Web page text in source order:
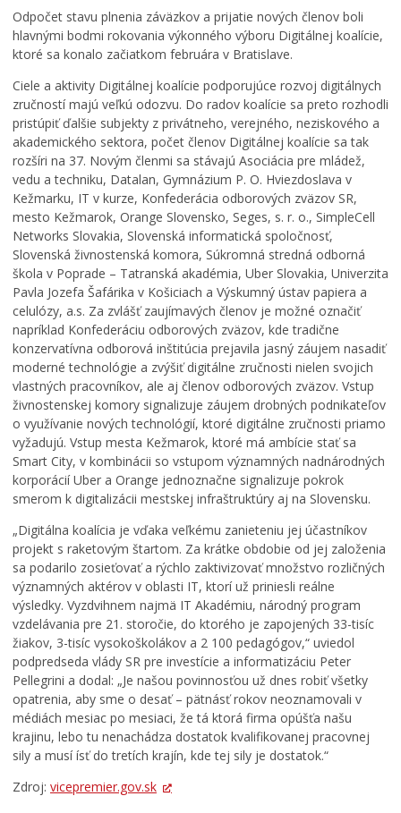
Kultúra
Školstvo
Bezpečnosť
Životné prostredie
Zdravie
Cirkev
Šport
Odpočet stavu plnenia záväzkov a prijatie nových členov boli
hlavnými bodmi rokovania výkonného výboru Digitálnej koalície,
ktoré sa konalo začiatkom februára v Bratislave.
Ciele a aktivity Digitálnej koalície podporujúce rozvoj digitálnych
zručností majú veľkú odozvu. Do radov koalície sa preto rozhodli
pristúpiť ďalšie subjekty z privátneho, verejného, neziskového a
akademického sektora, počet členov Digitálnej koalície sa tak
rozšíri na 37. Novým členmi sa stávajú Asociácia pre mládež,
vedu a techniku, Datalan, Gymnázium P. O. Hviezdoslava v
Kežmarku, IT v kurze, Konfederácia odborových zväzov SR,
mesto Kežmarok, Orange Slovensko, Seges, s. r. o., SimpleCell
Networks Slovakia, Slovenská informatická spoločnosť,
Slovenská živnostenská komora, Súkromná stredná odborná
škola v Poprade – Tatranská akadémia, Uber Slovakia, Univerzita
Pavla Jozefa Šafárika v Košiciach a Výskumný ústav papiera a
celulózy, a.s. Za zvlášť zaujímavých členov je možné označiť
napríklad Konfederáciu odborových zväzov, kde tradične
konzervatívna odborová inštitúcia prejavila jasný záujem nasadiť
moderné technológie a zvýšiť digitálne zručnosti nielen svojich
vlastných pracovníkov, ale aj členov odborových zväzov. Vstup
živnostenskej komory signalizuje záujem drobných podnikateľov
o využívanie nových technológií, ktoré digitálne zručnosti priamo
vyžadujú. Vstup mesta Kežmarok, ktoré má ambície stať sa
Smart City, v kombinácii so vstupom významných nadnárodných
korporácií Uber a Orange jednoznačne signalizuje pokrok
smerom k digitalizácii mestskej infraštruktúry aj na Slovensku.
„Digitálna koalícia je vďaka veľkému zanieteniu jej účastníkov
projekt s raketovým štartom. Za krátke obdobie od jej založenia
sa podarilo zosieťovať a rýchlo zaktivizovať množstvo rozličných
významných aktérov v oblasti IT, ktorí už priniesli reálne
výsledky. Vyzdvihnem najmä IT Akadémiu, národný program
vzdelávania pre 21. storočie, do ktorého je zapojených 33-tisíc
žiakov, 3-tisíc vysokoškolákov a 2 100 pedagógov,“ uviedol
podpredseda vlády SR pre investície a informatizáciu Peter
Pellegrini a dodal: „Je našou povinnosťou už dnes robiť všetky
opatrenia, aby sme o desať – pätnásť rokov neoznamovali v
médiách mesiac po mesiaci, že tá ktorá firma opúšťa našu
krajinu, lebo tu nenachádza dostatok kvalifikovanej pracovnej
sily a musí ísť do tretích krajín, kde tej sily je dostatok.“
Zdroj: vicepremier.gov.sk
n
é
k
ú
p
a
l
i
s
k
o
v
K
e
ž
m
a
r
k
u
m
e
n
í
p
r
e
v
d
z
k
o
v
ý
p
o
r
i
a
d
o
k
0
i
t
í
v
n
e
p
a
t
r
í
K
e
ž
m
a
r
k
u
,
k
a
t
a
s
t
e
r
r
e
p
í
s
a
l
h
r
a
n
i
c
u
0
z
k
a
č
a
s
o
m
:
K
o
s
t
o
l
N
a
j
s
v
ä
t
e
j
š
e
j
T
o
j
c
e
v
K
e
ž
m
a
r
k
u
0